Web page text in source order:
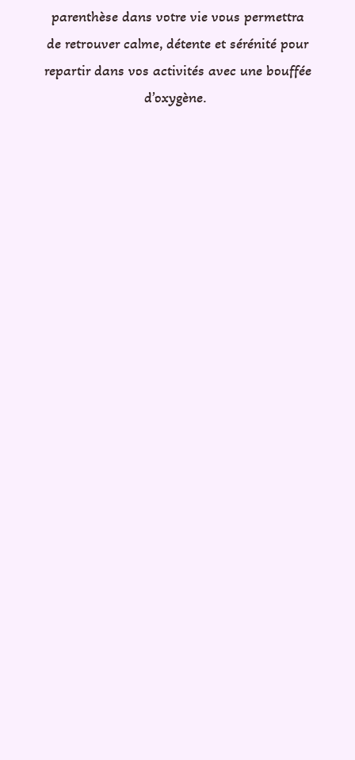
parenthèse dans votre vie vous permettra
de retrouver calme, détente et sérénité pour
repartir dans vos activités avec une bouffée
d’oxygène.